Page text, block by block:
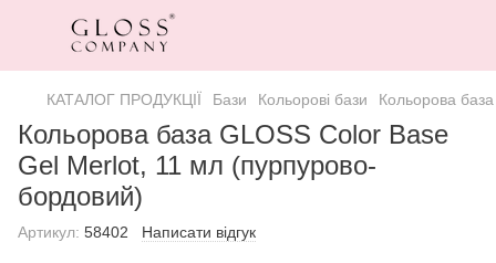
КАТАЛОГ ПРОДУКЦІЇ Бази Кольорові бази Кольорова
Кольорова база GLOSS Color Base
Gel Merlot, 11 мл (пурпурово-
бордовий)
Артикул: 58402 Написати відгук